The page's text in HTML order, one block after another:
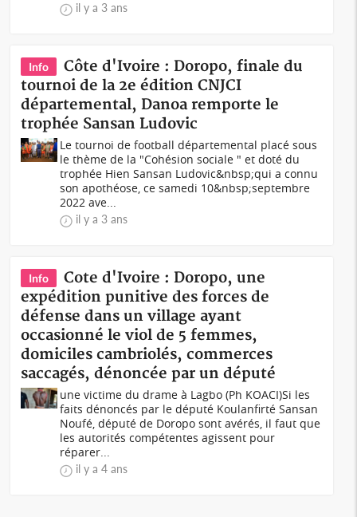
il y a 3 ans
Info
Côte d'Ivoire : Doropo, finale du
tournoi de la 2e édition CNJCI
départemental, Danoa remporte le
trophée Sansan Ludovic
Le tournoi de football départemental placé sous
le thème de la "Cohésion sociale " et doté du
trophée Hien Sansan Ludovic&nbsp;qui a connu
son apothéose, ce samedi 10&nbsp;septembre
2022 ave...
il y a 3 ans
Info
Cote d'Ivoire : Doropo, une
expédition punitive des forces de
défense dans un village ayant
occasionné le viol de 5 femmes,
domiciles cambriolés, commerces
saccagés, dénoncée par un député
une victime du drame à Lagbo (Ph KOACI)Si les
faits dénoncés par le député Koulanfirté Sansan
Noufé, député de Doropo sont avérés, il faut que
les autorités compétentes agissent pour
réparer...
il y a 4 ans